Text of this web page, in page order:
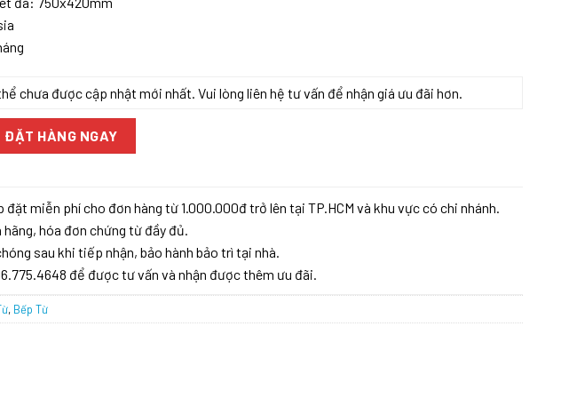
chưa được cập nhật mới nhất. Vui lòng liên hệ tư vấn để nhận giá ưu đãi hơn.
số lượng
ĐẶT HÀNG NGAY
đặt miễn phí cho đơn hàng từ 1.000.000đ trở lên tại TP.HCM và khu vực có chi nhánh.
hãng, hóa đơn chứng từ đầy đủ.
sau khi tiếp nhận, bảo hành bảo trì tại nhà.
để được tư vấn và nhận được thêm ưu đãi.
, Bếp Từ